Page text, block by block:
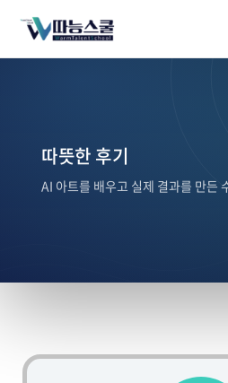
따뜻한 후기
AI 아트를 배우고 실제 결과를 만든